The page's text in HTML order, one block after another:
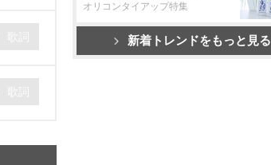
オリコンタイアップ特集
新着トレンドをもっと見る